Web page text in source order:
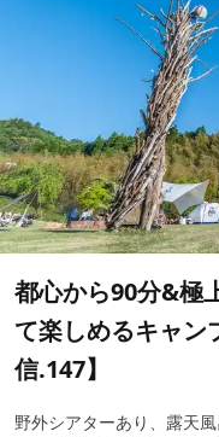
都心から90分&極
て楽しめるキャン
信.147】
野外シアターあり、露天